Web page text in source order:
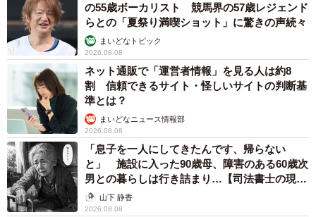
の55歳ボーカリスト 競馬界の57歳レジェンド
らとの「夏祭り満喫ショット」に驚きの声続々
まいどなトピック
2026.08.08
ネット通販で「運営者情報」を見る人は約8
割 信頼できるサイト・怪しいサイトの判断基
準とは？
まいどなニュース情報部
2026.08.08
「息子を一人にしてきたんです、帰らない
と」 施設に入った90歳母、障害のある60歳次
男との暮らしは行き詰まり…【司法書士の現場
から】山下 静香
2026.08.08